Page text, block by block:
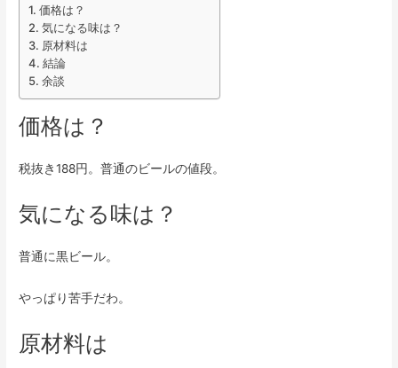
価格は？
気になる味は？
原材料は
結論
余談
価格は？
税抜き188円。普通のビールの値段。
気になる味は？
普通に黒ビール。
やっぱり苦手だわ。
原材料は